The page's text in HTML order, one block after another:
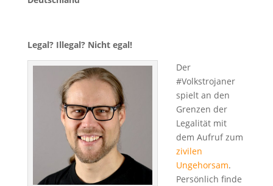
Legal? Illegal? Nicht egal!
Der
#Volkstrojaner
spielt an den
Grenzen der
Legalität mit
dem Aufruf zum
zivilen
Ungehorsam.
Persönlich finde